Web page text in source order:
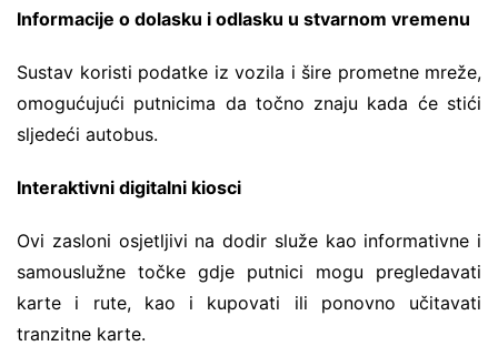
Informacije o dolasku i odlasku u stvarnom vremenu
Sustav koristi podatke iz vozila i šire prometne mreže,
omogućujući putnicima da točno znaju kada će stići
sljedeći autobus.
Interaktivni digitalni kiosci
Ovi zasloni osjetljivi na dodir služe kao informativne i
samouslužne točke gdje putnici mogu pregledavati
karte i rute, kao i kupovati ili ponovno učitavati
tranzitne karte.